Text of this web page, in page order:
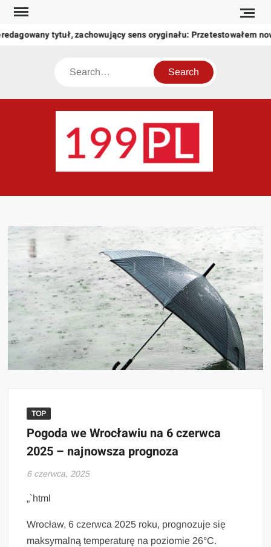
Skip
content
tytuł, zachowujący sens oryginału: Przetestowałem
Search
świat
TOP
Pogoda we Wrocławiu na 6 czerwca
2025 – najnowsza prognoza
6 czerwca, 2025
„`html
Wrocław, 6 czerwca 2025 roku, prognozuje się
maksymalną temperaturę na poziomie 26°C.